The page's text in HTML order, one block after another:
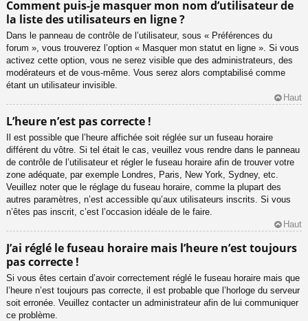
Comment puis-je masquer mon nom d’utilisateur de
la liste des utilisateurs en ligne ?
Dans le panneau de contrôle de l’utilisateur, sous « Préférences du
forum », vous trouverez l’option « Masquer mon statut en ligne ». Si vous
activez cette option, vous ne serez visible que des administrateurs, des
modérateurs et de vous-même. Vous serez alors comptabilisé comme
étant un utilisateur invisible.
Haut
L’heure n’est pas correcte !
Il est possible que l’heure affichée soit réglée sur un fuseau horaire
différent du vôtre. Si tel était le cas, veuillez vous rendre dans le panneau
de contrôle de l’utilisateur et régler le fuseau horaire afin de trouver votre
zone adéquate, par exemple Londres, Paris, New York, Sydney, etc.
Veuillez noter que le réglage du fuseau horaire, comme la plupart des
autres paramètres, n’est accessible qu’aux utilisateurs inscrits. Si vous
n’êtes pas inscrit, c’est l’occasion idéale de le faire.
Haut
J’ai réglé le fuseau horaire mais l’heure n’est toujours
pas correcte !
Si vous êtes certain d’avoir correctement réglé le fuseau horaire mais que
l’heure n’est toujours pas correcte, il est probable que l’horloge du serveur
soit erronée. Veuillez contacter un administrateur afin de lui communiquer
ce problème.